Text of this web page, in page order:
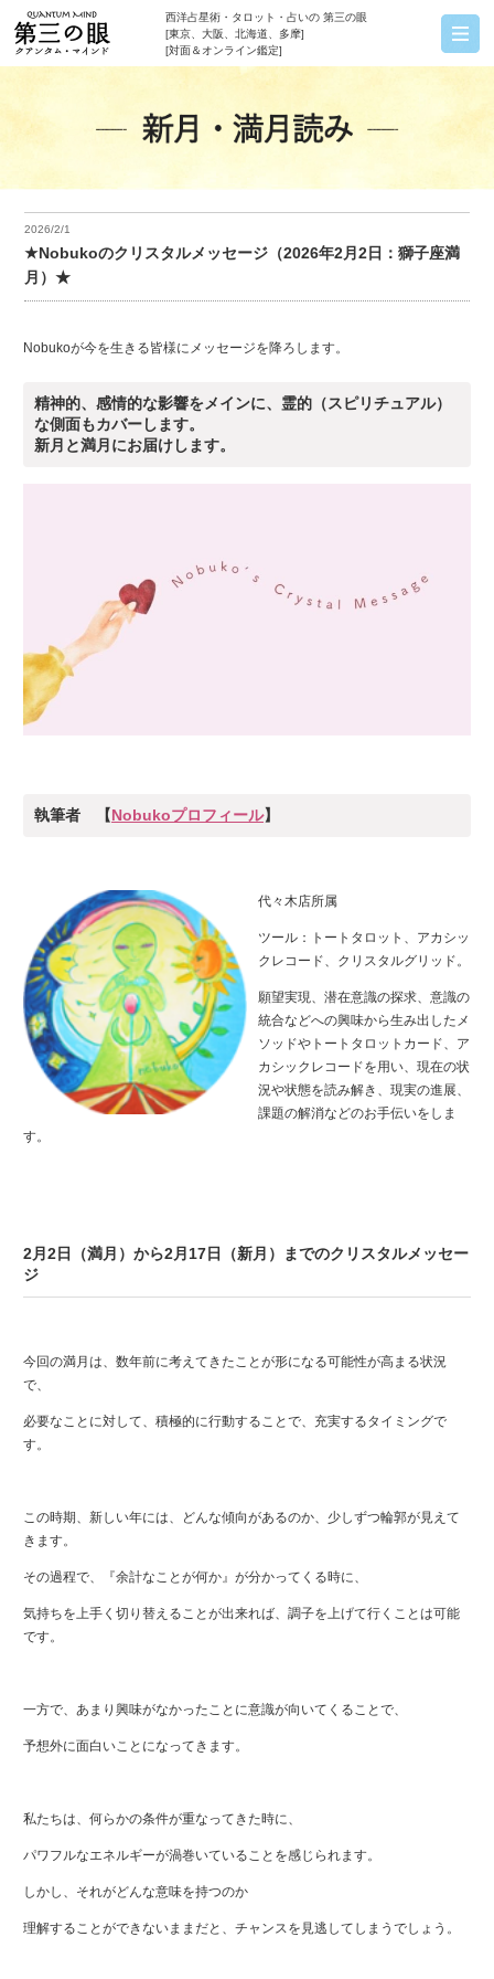
西洋占星術・タロット・占いの 第三の眼
[東京、大阪、北海道、多摩]
[対面＆オンライン鑑定]
2026/2/1
★Nobukoのクリスタルメッセージ（2026年2月2日：獅子座満
月）★
Nobukoが今を生きる皆様にメッセージを降ろします。
精神的、感情的な影響をメインに、霊的（スピリチュアル）
な側面もカバーします。
新月と満月にお届けします。
執筆者 【Nobukoプロフィール】
代々木店所属
ツール：トートタロット、アカシッ
クレコード、クリスタルグリッド。
願望実現、潜在意識の探求、意識の
統合などへの興味から生み出したメ
ソッドやトートタロットカード、ア
カシックレコードを用い、現在の状
況や状態を読み解き、現実の進展、
課題の解消などのお手伝いをしま
す。
2月2日（満月）から2月17日（新月）までのクリスタルメッセー
ジ
今回の満月は、数年前に考えてきたことが形になる可能性が高まる状況
で、
必要なことに対して、積極的に行動することで、充実するタイミングで
す。
この時期、新しい年には、どんな傾向があるのか、 少しずつ輪郭が見えて
きます。
その過程で、『余計なことが何か』が分かってくる時に、
気持ちを上手く切り替えることが出来れば、調子を上げて行くことは可能
です。
一方で、あまり興味がなかったことに意識が向いてくることで、
予想外に面白いことになってきます。
私たちは、何らかの条件が重なってきた時に、
パワフルなエネルギーが渦巻いていることを感じられます。
しかし、それがどんな意味を持つのか
理解することができないままだと、 チャンスを見逃してしまうでしょう。